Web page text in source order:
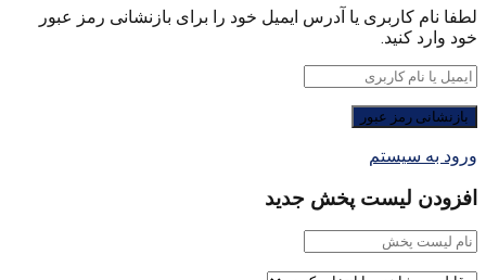
لطفا نام کاربری یا آدرس ایمیل خود را برای بازنشانی رمز عبور
خود وارد کنید.
ورود به سیستم
افزودن لیست پخش جدید